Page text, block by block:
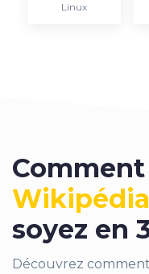
Linux
Wikipédia
soyez en
Découvrez